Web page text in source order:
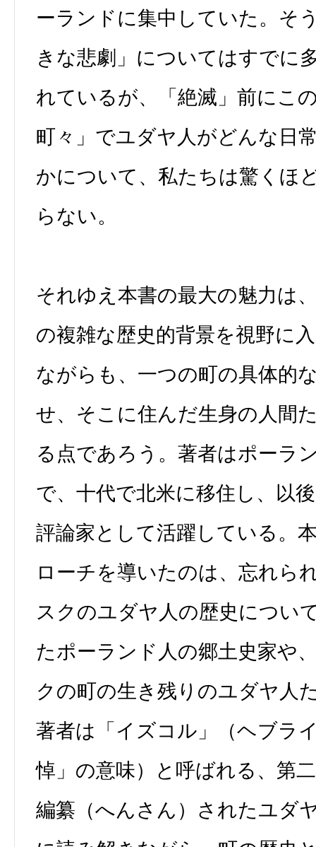
ーランドに集中していた。そ
きな悲劇」についてはすでに
れているが、「絶滅」前にこ
町々」でユダヤ人がどんな日
かについて、私たちは驚くほ
らない。
それゆえ本書の最大の魅力は
の複雑な歴史的背景を視野に
ながらも、一つの町の具体的
せ、そこに住んだ生身の人間
る点であろう。著者はポーラ
で、十代で北米に移住し、以
評論家として活躍している。
ローチを導いたのは、忘れら
スクのユダヤ人の歴史につい
たポーランド人の郷土史家や
クの町の生き残りのユダヤ人
著者は「イズコル」（ヘブラ
悼」の意味）と呼ばれる、第
編纂（へんさん）されたユダ